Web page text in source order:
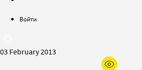
Войти
03 February 2013